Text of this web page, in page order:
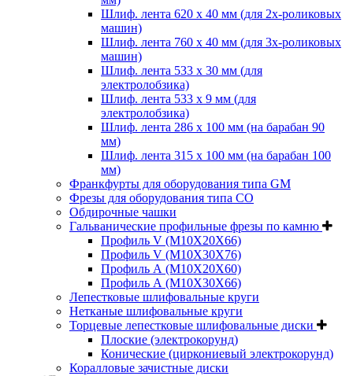
Шлиф. лента 620 х 40 мм (для 2х-роликовых
машин)
Шлиф. лента 760 х 40 мм (для 3х-роликовых
машин)
Шлиф. лента 533 х 30 мм (для
электролобзика)
Шлиф. лента 533 х 9 мм (для
электролобзика)
Шлиф. лента 286 х 100 мм (на барабан 90
мм)
Шлиф. лента 315 х 100 мм (на барабан 100
мм)
Франкфурты для оборудования типа GM
Фрезы для оборудования типа СО
Обдирочные чашки
Гальванические профильные фрезы по камню
Профиль V (M10X20X66)
Профиль V (M10X30X76)
Профиль А (М10Х20Х60)
Профиль А (М10Х30Х66)
Лепестковые шлифовальные круги
Нетканые шлифовальные круги
Торцевые лепестковые шлифовальные диски
Плоские (электрокорунд)
Конические (циркониевый электрокорунд)
Коралловые зачистные диски